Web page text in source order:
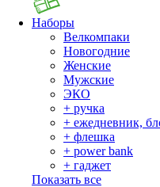
Наборы
Велкомпаки
Новогодние
Женские
Мужские
ЭКО
+ ручка
+ ежедневник,
+ флешка
+ power bank
+ гаджет
Показать все